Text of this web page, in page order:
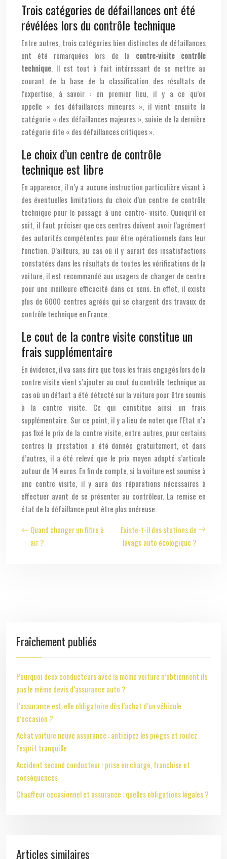
Trois catégories de défaillances ont été
révélées lors du contrôle technique
Entre autres, trois catégories bien distinctes de défaillances
ont été remarquées lors de la contre-visite contrôle
technique. Il est tout à fait intéressant de se mettre au
courant de la base de la classification des résultats de
l’expertise, à savoir : en premier lieu, il y a ce qu’on
appelle « des défaillances mineures », il vient ensuite la
catégorie « des défaillances majeures », suivie de la dernière
catégorie dite « des défaillances critiques ».
Le choix d’un centre de contrôle
technique est libre
En apparence, il n’y a aucune instruction particulière visant à
des éventuelles limitations du choix d’un centre de contrôle
technique pour le passage à une contre- visite. Quoiqu’il en
soit, il faut préciser que ces centres doivent avoir l’agrément
des autorités compétentes pour être opérationnels dans leur
fonction. D’ailleurs, au cas où il y aurait des insatisfactions
constatées dans les résultats de toutes les vérifications de la
voiture, il est recommandé aux usagers de changer de centre
pour une meilleure efficacité dans ce sens. En effet, il existe
plus de 6000 centres agréés qui se chargent des travaux de
contrôle technique en France.
Le cout de la contre visite constitue un
frais supplémentaire
En évidence, il va sans dire que tous les frais engagés lors de la
contre visite vient s’ajouter au cout du contrôle technique au
cas où un défaut a été détecté sur la voiture pour être soumis
à la contre visite. Ce qui constitue ainsi un frais
supplémentaire. Sur ce point, il y a lieu de noter que l’Etat n’a
pas fixé le prix de la contre visite, entre autres, pour certains
centres la prestation a été donnée gratuitement, et dans
d’autres, il a été relevé que le prix moyen adopté s’articule
autour de 14 euros. En fin de compte, si la voiture est soumise à
une contre visite, il y aura des réparations nécessaires à
effectuer avant de se présenter au contrôleur. La remise en
état de la défaillance peut être plus onéreuse.
Quand changer un filtre à
air ?
Existe-t-il des stations de
lavage auto écologique ?
Fraîchement publiés
Pourquoi deux conducteurs avec la même voiture n’obtiennent ils
pas le même devis d’assurance auto ?
L’assurance est-elle obligatoire dès l’achat d’un véhicule
d’occasion ?
Achat voiture neuve assurance : anticipez les pièges et roulez
l’esprit tranquille
Accident second conducteur : prise en charge, franchise et
conséquences
Chauffeur occasionnel et assurance : quelles obligations légales ?
Articles similaires